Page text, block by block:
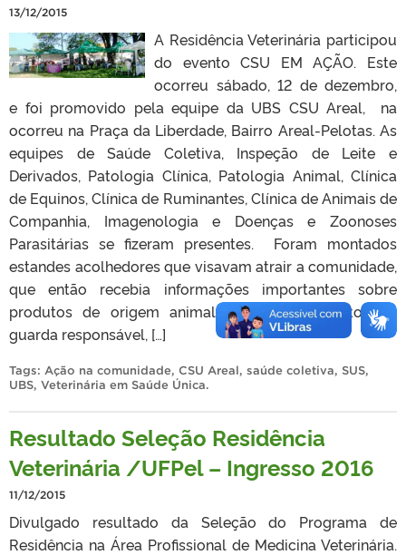
13/12/2015
A Residência Veterinária participou
do evento CSU EM AÇÃO. Este
ocorreu sábado, 12 de dezembro,
e foi promovido pela equipe da UBS CSU Areal, na
ocorreu na Praça da Liberdade, Bairro Areal-Pelotas. As
equipes de Saúde Coletiva, Inspeção de Leite e
Derivados, Patologia Clínica, Patologia Animal, Clínica
de Equinos, Clínica de Ruminantes, Clínica de Animais de
Companhia, Imagenologia e Doenças e Zoonoses
Parasitárias se fizeram presentes. Foram montados
estandes acolhedores que visavam atrair a comunidade,
que então recebia informações importantes sobre
produtos de origem animal, diferentes aspectos de
guarda responsável, […]
Tags: Ação na comunidade, CSU Areal, saúde coletiva, SUS,
UBS, Veterinária em Saúde Única.
Resultado Seleção Residência
Veterinária /UFPel – Ingresso 2016
11/12/2015
Divulgado resultado da Seleção do Programa de
Residência na Área Profissional de Medicina Veterinária.